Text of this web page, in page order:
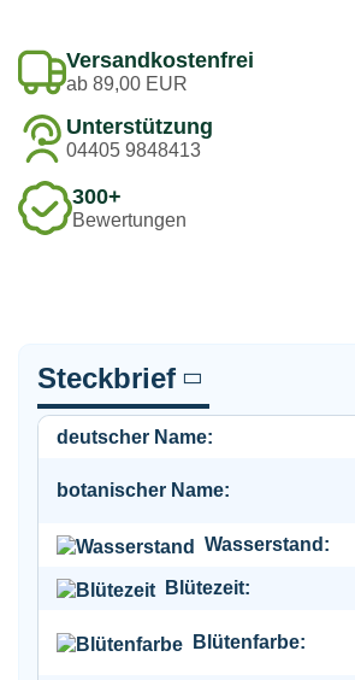
Versandkostenfrei
ab 89,00 EUR
Unterstützung
04405 9848413
300+
Bewertungen
Steckbrief
deutscher Name:
botanischer Name:
Wasserstand:
Blütezeit:
Blütenfarbe: